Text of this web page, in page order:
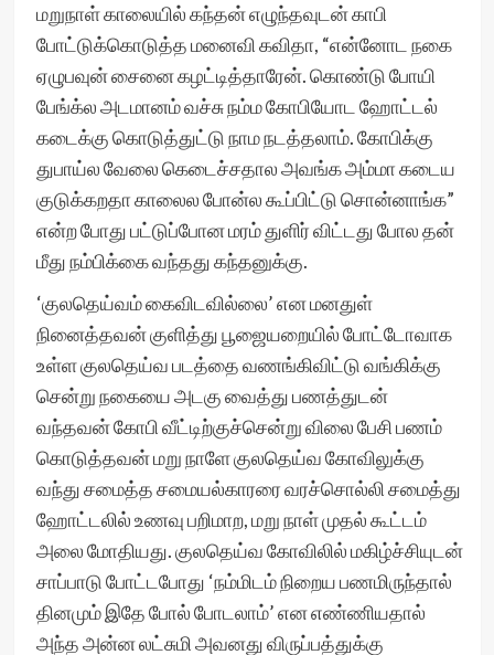
மறுநாள் காலையில் கந்தன் எழுந்தவுடன் காபி
போட்டுக்கொடுத்த மனைவி கவிதா, “என்னோட நகை
ஏழுபவுன் சைனை கழட்டித்தாரேன். கொண்டு போயி
பேங்க்ல அடமானம் வச்சு நம்ம கோபியோட ஹோட்டல்
கடைக்கு கொடுத்துட்டு நாம நடத்தலாம். கோபிக்கு
துபாய்ல வேலை கெடைச்சதால அவங்க அம்மா கடைய
குடுக்கறதா காலைல போன்ல கூப்பிட்டு சொன்னாங்க”
என்ற போது பட்டுப்போன மரம் துளிர் விட்டது போல தன்
மீது நம்பிக்கை வந்தது கந்தனுக்கு.
‘குலதெய்வம் கைவிடவில்லை’ என மனதுள்
நினைத்தவன் குளித்து பூஜையறையில் போட்டோவாக
உள்ள குலதெய்வ படத்தை வணங்கிவிட்டு வங்கிக்கு
சென்று நகையை அடகு வைத்து பணத்துடன்
வந்தவன் கோபி வீட்டிற்குச்சென்று விலை பேசி பணம்
கொடுத்தவன் மறு நாளே குலதெய்வ கோவிலுக்கு
வந்து சமைத்த சமையல்காரரை வரச்சொல்லி சமைத்து
ஹோட்டலில் உணவு பறிமாற, மறு நாள் முதல் கூட்டம்
அலை மோதியது. குலதெய்வ கோவிலில் மகிழ்ச்சியுடன்
சாப்பாடு போட்டபோது ‘நம்மிடம் நிறைய பணமிருந்தால்
தினமும் இதே போல் போடலாம்’ என எண்ணியதால்
அந்த அன்ன லட்சுமி அவனது விருப்பத்துக்கு